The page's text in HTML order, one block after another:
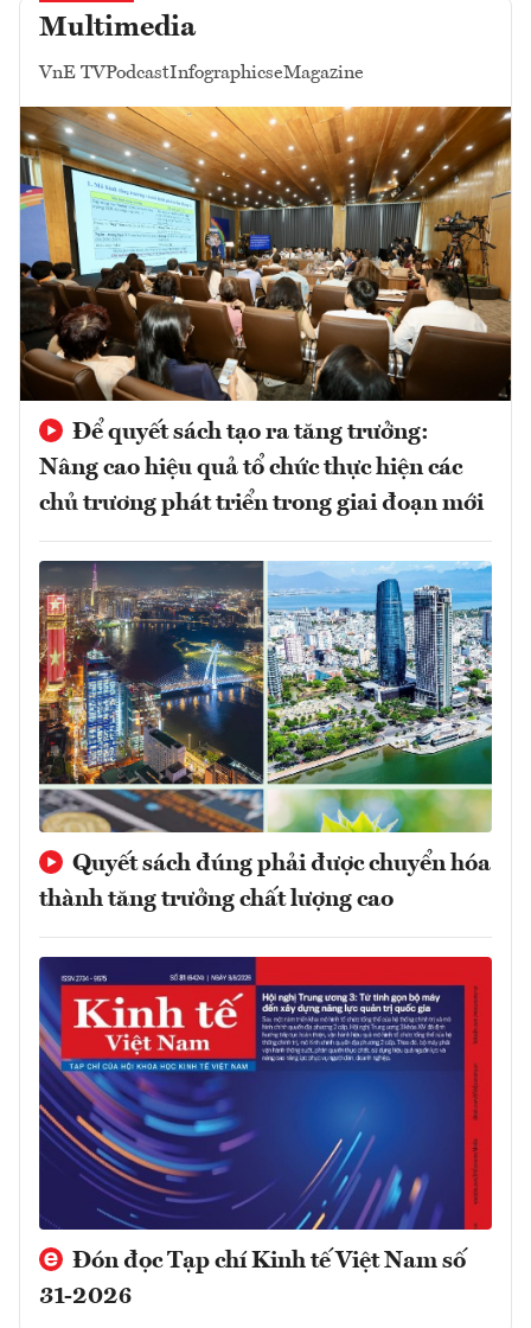
Multimedia
VnE TVPodcastInfographicseMagazine
Để quyết sách tạo ra tăng trưởng:
Nâng cao hiệu quả tổ chức thực hiện các
chủ trương phát triển trong giai đoạn mới
Quyết sách đúng phải được chuyển hóa
thành tăng trưởng chất lượng cao
Đón đọc Tạp chí Kinh tế Việt Nam số
31-2026